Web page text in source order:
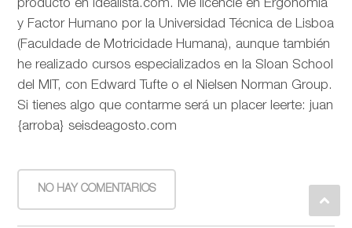
producto en idealista.com. Me licencié en Ergonomía
y Factor Humano por la Universidad Técnica de Lisboa
(Faculdade de Motricidade Humana), aunque también
he realizado cursos especializados en la Sloan School
del MIT, con Edward Tufte o el Nielsen Norman Group.
Si tienes algo que contarme será un placer leerte: juan
{arroba} seisdeagosto.com
NO HAY COMENTARIOS